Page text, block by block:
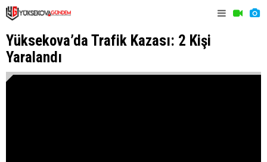
Yüksekova’da Trafik Kazası: 2 Kişi
Yaralandı